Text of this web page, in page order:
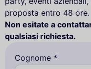
proposta entro 48 ore.
Non esitate a
qualsiasi richiesta.
Cognome *